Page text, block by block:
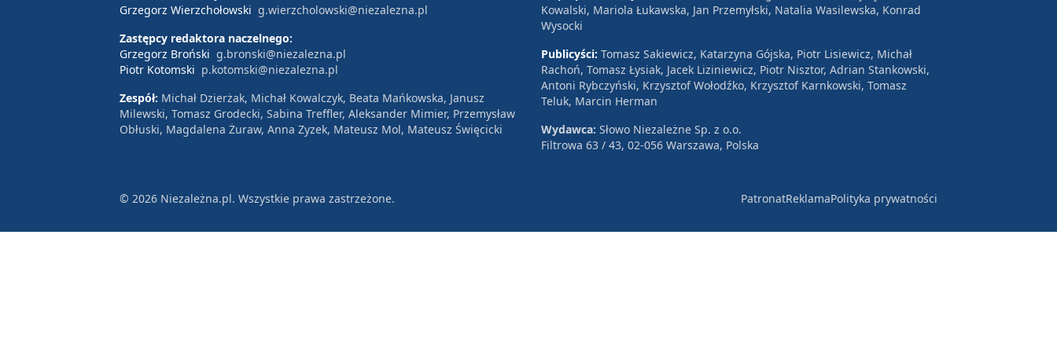
Grzegorz Wierzchołowski g.wierzcholowski@niezalezna.pl
Zastępcy redaktora naczelnego:
Grzegorz Broński g.bronski@niezalezna.pl
Piotr Kotomski p.kotomski@niezalezna.pl
Zespół: Michał Dzierżak, Michał Kowalczyk, Beata Mańkowska, Janusz
Milewski, Tomasz Grodecki, Sabina Treffler, Aleksander Mimier, Przemysław
Obłuski, Magdalena Żuraw, Anna Zyzek, Mateusz Mol, Mateusz Święcicki
Kowalski, Mariola Łukawska, Jan Przemyłski, Natalia Wasilewska, Konrad
Wysocki
Publicyści: Tomasz Sakiewicz, Katarzyna Gójska, Piotr Lisiewicz, Michał
Rachoń, Tomasz Łysiak, Jacek Liziniewicz, Piotr Nisztor, Adrian Stankowski,
Antoni Rybczyński, Krzysztof Wołodźko, Krzysztof Karnkowski, Tomasz
Teluk, Marcin Herman
Wydawca: Słowo Niezależne Sp. z o.o.
Filtrowa 63 / 43, 02-056 Warszawa, Polska
© 2026 Niezależna.pl. Wszystkie prawa zastrzeżone. PatronatReklamaPolityka prywatności